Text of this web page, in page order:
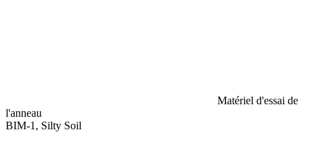
Matériel d'essai de
l'anneau
BIM-1, Silty Soil